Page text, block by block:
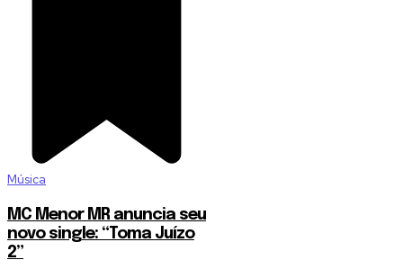
Música
MC Menor MR anuncia seu
novo single: “Toma Juízo
2”